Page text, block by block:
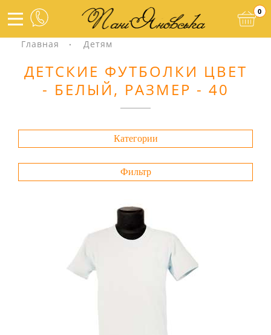
0
Главная Детям
ДЕТСКИЕ ФУТБОЛКИ ЦВЕТ
- БЕЛЫЙ, РАЗМЕР - 40
Категории
Фильтр